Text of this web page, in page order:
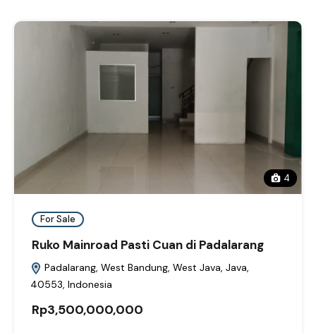
4
For Sale
Ruko Mainroad Pasti Cuan di Padalarang
Padalarang, West Bandung, West Java, Java,
40553, Indonesia
Rp3,500,000,000